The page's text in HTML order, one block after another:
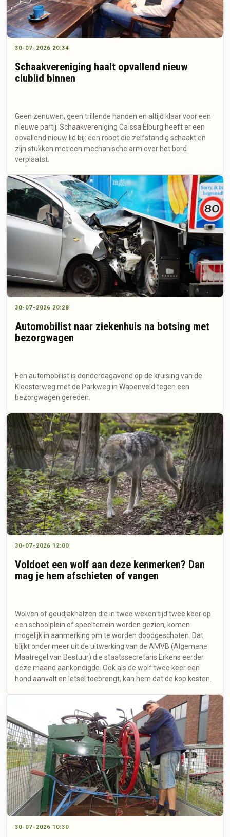
30-07-2026 20:34
Schaakvereniging haalt opvallend nieuw
clublid binnen
Geen zenuwen, geen trillende handen en altijd klaar voor een
nieuwe partij. Schaakvereniging Caïssa Elburg heeft er een
opvallend nieuw lid bij: een robot die zelfstandig schaakt en
zijn stukken met een mechanische arm over het bord
verplaatst.
30-07-2026 20:28
Automobilist naar ziekenhuis na botsing met
bezorgwagen
Een automobilist is donderdagavond op de kruising van de
Kloosterweg met de Parkweg in Wapenveld tegen een
bezorgwagen gereden.
30-07-2026 12:00
Voldoet een wolf aan deze kenmerken? Dan
mag je hem afschieten of vangen
Wolven of goudjakhalzen die in twee weken tijd twee keer op
een schoolplein of speelterrein worden gezien, komen
mogelijk in aanmerking om te worden doodgeschoten. Dat
blijkt onder meer uit de uitwerking van de AMVB (Algemene
Maatregel van Bestuur) die staatssecretaris Erkens eerder
deze maand aankondigde. Ook als de wolf twee keer een
hond aanvalt en letsel toebrengt, kan hem dat de kop kosten.
30-07-2026 10:30